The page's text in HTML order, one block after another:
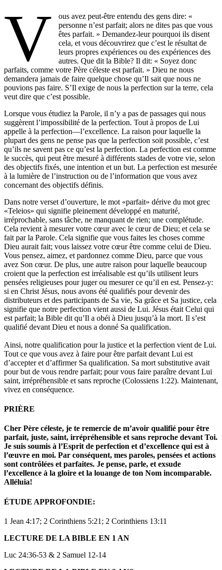
V
ous avez peut-être entendu des gens dire: «
personne n’est parfait; alors ne dites pas que vous
êtes parfait. » Demandez-leur pourquoi ils disent
cela, et vous découvrirez que c’est le résultat de
leurs propres expériences ou des expériences des
autres. Que dit la Bible? Il dit: « Soyez donc
parfaits, comme votre Père céleste est parfait. » Dieu ne nous
demandera jamais de faire quelque chose qu’Il sait que nous ne
pouvions pas faire. S’Il exige de nous la perfection sur la terre, cela
veut dire que c’est possible.
Lorsque vous étudiez la Parole, il n’y a pas de passages qui nous
suggèrent l’impossibilité de la perfection. Tout à propos de Lui
appelle à la perfection—l’excellence. La raison pour laquelle la
plupart des gens ne pense pas que la perfection soit possible, c’est
qu’ils ne savent pas ce qu’est la perfection. La perfection est comme
le succès, qui peut être mesuré à différents stades de votre vie, selon
des objectifs fixés, une intention et un but. La perfection est mesurée
à la lumière de l’instruction ou de l’information que vous avez
concernant des objectifs définis.
Dans notre verset d’ouverture, le mot «parfait» dérive du mot grec
«Teleios» qui signifie pleinement développé en maturité,
irréprochable, sans tâche, ne manquant de rien; une complétude.
Cela revient à mesurer votre cœur avec le cœur de Dieu; et cela se
fait par la Parole. Cela signifie que vous faites les choses comme
Dieu aurait fait; vous laissez votre cœur être comme celui de Dieu.
Vous pensez, aimez, et pardonnez comme Dieu, parce que vous
avez Son cœur. De plus, une autre raison pour laquelle beaucoup
croient que la perfection est irréalisable est qu’ils utilisent leurs
pensées religieuses pour juger ou mesurer ce qu’il en est. Pensez-y:
si en Christ Jésus, nous avons été qualifiés pour devenir des
distributeurs et des participants de Sa vie, Sa grâce et Sa justice, cela
signifie que notre perfection vient aussi de Lui. Jésus était Celui qui
est parfait; la Bible dit qu’Il a obéi à Dieu jusqu’à la mort. Il s’est
qualifié devant Dieu et nous a donné Sa qualification.
Ainsi, notre qualification pour la justice et la perfection vient de Lui.
Tout ce que vous avez à faire pour être parfait devant Lui est
d’accepter et d’affirmer Sa qualification. Sa mort substitutive avait
pour but de vous rendre parfait; pour vous faire paraître devant Lui
saint, irrépréhensible et sans reproche (Colossiens 1:22). Maintenant,
vivez en conséquence.
PRIÈRE
Cher Père céleste, je te remercie de m’avoir qualifié pour être
parfait, juste, saint, irrépréhensible et sans reproche devant Toi.
Je suis soumis à l’Esprit de perfection et d’excellence qui est à
l’œuvre en moi. Par conséquent, mes paroles, pensées et actions
sont contrôlées et parfaites. Je pense, parle, et exsude
l’excellence à la gloire et la louange de ton Nom incomparable.
Alléluia!
ÉTUDE APPROFONDIE:
1 Jean 4:17; 2 Corinthiens 5:21; 2 Corinthiens 13:11
LECTURE DE LA BIBLE EN 1 AN
Luc 24:36-53 & 2 Samuel 12-14